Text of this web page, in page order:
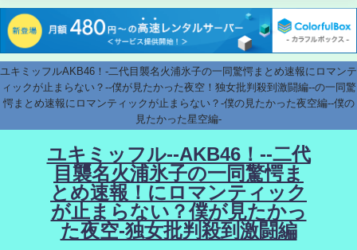
ユキミッフルAKB46！-二代目襲名火浦氷子の一同驚愕まとめ速報にロマンテ
ィックが止まらない？--僕が見たかった夜空！独女批判殺到激闘編--の一同驚
愕まとめ速報にロマンティックが止まらない？-僕の見たかった夜空編--僕の
見たかった星空編-
ユキミッフル--AKB46！--二代
目襲名火浦氷子の一同驚愕ま
とめ速報！にロマンティック
が止まらない？僕が見たかっ
た夜空-独女批判殺到激闘編